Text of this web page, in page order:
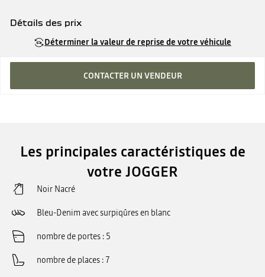
Détails des prix
Déterminer la valeur de reprise de votre véhicule
CONTACTER UN VENDEUR
Les principales caractéristiques de
votre JOGGER
Noir Nacré
Bleu-Denim avec surpiqûres en blanc
nombre de portes 5
nombre de places 7